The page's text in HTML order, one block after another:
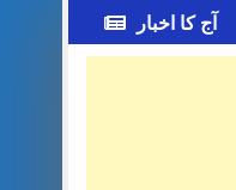
آج کا اخبار